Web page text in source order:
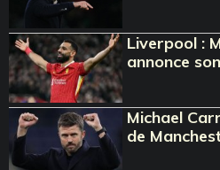
Liverpool :
annonce
Michael
de